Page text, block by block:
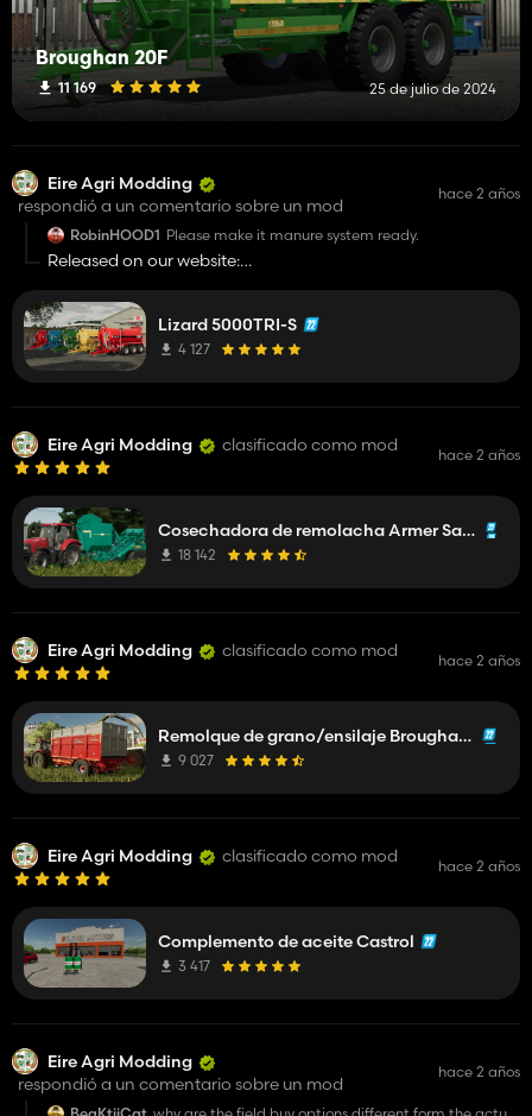
Broughan 20F
11 169 25 de julio de 2024
Eire Agri Modding
respondió a un comentario sobre un mod
hace 2 años
RobinHOOD1 Please make it manure system ready.
Released on our website:
Lizard 5000TRI-S
4 127
Eire Agri Modding clasificado como mod hace 2 años
Cosechadora de remolacha Armer Salmon Beaver de 2 hileras
18 142
Eire Agri Modding clasificado como mod hace 2 años
Remolque de grano/ensilaje Broughan de 1 eje
9 027
Eire Agri Modding clasificado como mod hace 2 años
Complemento de aceite Castrol
3 417
Eire Agri Modding
respondió a un comentario sobre un mod
hace 2 años